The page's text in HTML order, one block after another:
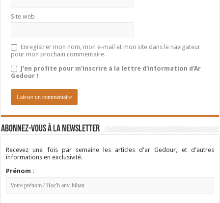
Site web
Enregistrer mon nom, mon e-mail et mon site dans le navigateur
pour mon prochain commentaire.
J'en profite pour m'inscrire à la lettre d'information d'Ar
Gedour !
Abonnez-vous à la newsletter
Recevez une fois par semaine les articles d'ar Gedour, et d'autres
informations en exclusivité.
Prénom :